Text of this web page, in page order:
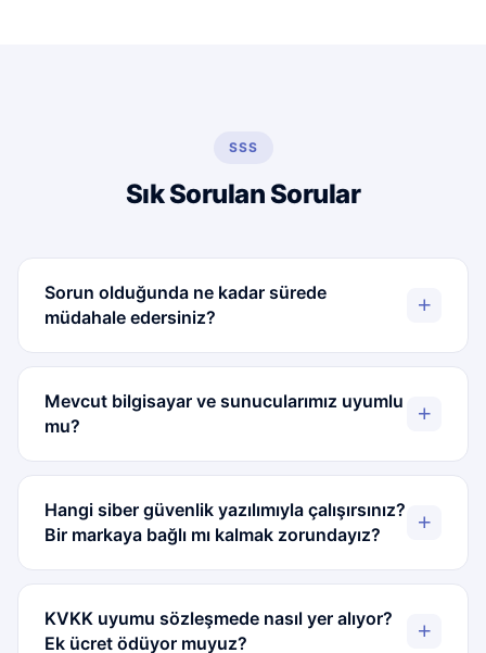
SSS
Sık Sorulan Sorular
Sorun olduğunda ne kadar sürede
müdahale edersiniz?
Mevcut bilgisayar ve sunucularımız uyumlu
mu?
Hangi siber güvenlik yazılımıyla çalışırsınız?
Bir markaya bağlı mı kalmak zorundayız?
KVKK uyumu sözleşmede nasıl yer alıyor?
Ek ücret ödüyor muyuz?